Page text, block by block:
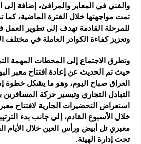
والفني في المعابر والمرافئ، إضافة إلى
تمت مواجهتها خلال الفترة الماضية،
للمرحلة القادمة تهدف إلى تطوير العمل
وتعزيز كفاءة الكوادر العاملة في مختلف
وتطرق الاجتماع إلى المحطات المهمة
حيث تم الحديث عن إعادة افتتاح معبر
العراق صباح اليوم، وهو ما يشكل خطوة
التبادل التجاري وتيسير حركة المسافرين
استعراض التحضيرات الجارية لافتتاح
خلال الأسبوع القادم، إلى جانب بدء
معبري تل أبيض ورأس العين خلال الأيام
تحت إدارة الهيئة.